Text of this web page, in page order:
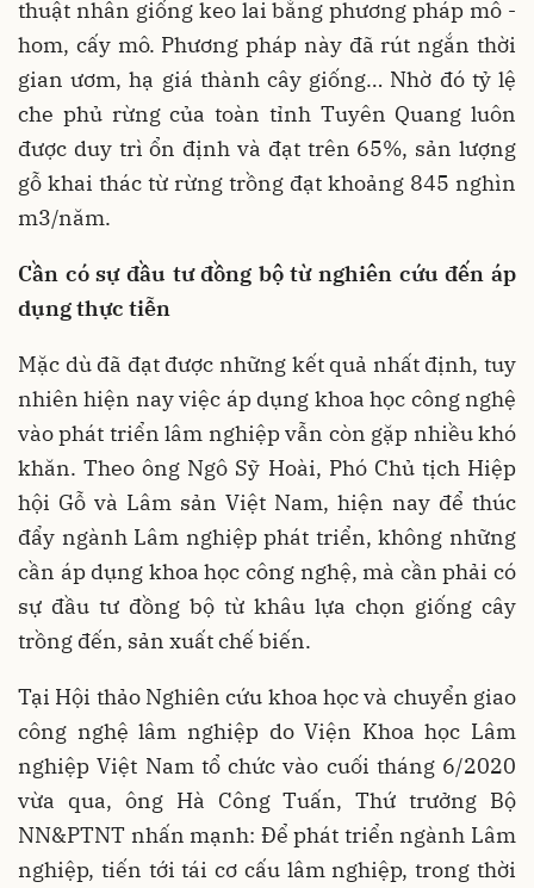
thuật nhân giống keo lai bằng phương pháp mô -
hom, cấy mô. Phương pháp này đã rút ngắn thời
gian ươm, hạ giá thành cây giống… Nhờ đó tỷ lệ
che phủ rừng của toàn tỉnh Tuyên Quang luôn
được duy trì ổn định và đạt trên 65%, sản lượng
gỗ khai thác từ rừng trồng đạt khoảng 845 nghìn
m3/năm.
Cần có sự đầu tư đồng bộ từ nghiên cứu đến áp
dụng thực tiễn
Mặc dù đã đạt được những kết quả nhất định, tuy
nhiên hiện nay việc áp dụng khoa học công nghệ
vào phát triển lâm nghiệp vẫn còn gặp nhiều khó
khăn. Theo ông Ngô Sỹ Hoài, Phó Chủ tịch Hiệp
hội Gỗ và Lâm sản Việt Nam, hiện nay để thúc
đẩy ngành Lâm nghiệp phát triển, không những
cần áp dụng khoa học công nghệ, mà cần phải có
sự đầu tư đồng bộ từ khâu lựa chọn giống cây
trồng đến, sản xuất chế biến.
Tại Hội thảo Nghiên cứu khoa học và chuyển giao
công nghệ lâm nghiệp do Viện Khoa học Lâm
nghiệp Việt Nam tổ chức vào cuối tháng 6/2020
vừa qua, ông Hà Công Tuấn, Thứ trưởng Bộ
NN&PTNT nhấn mạnh: Để phát triển ngành Lâm
nghiệp, tiến tới tái cơ cấu lâm nghiệp, trong thời